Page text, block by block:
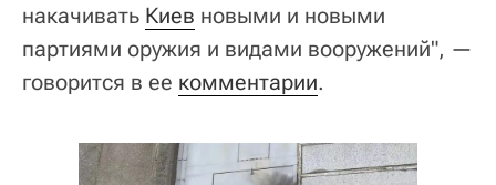
накачивать Киев новыми и новыми
партиями оружия и видами вооружений", —
говорится в ее комментарии.